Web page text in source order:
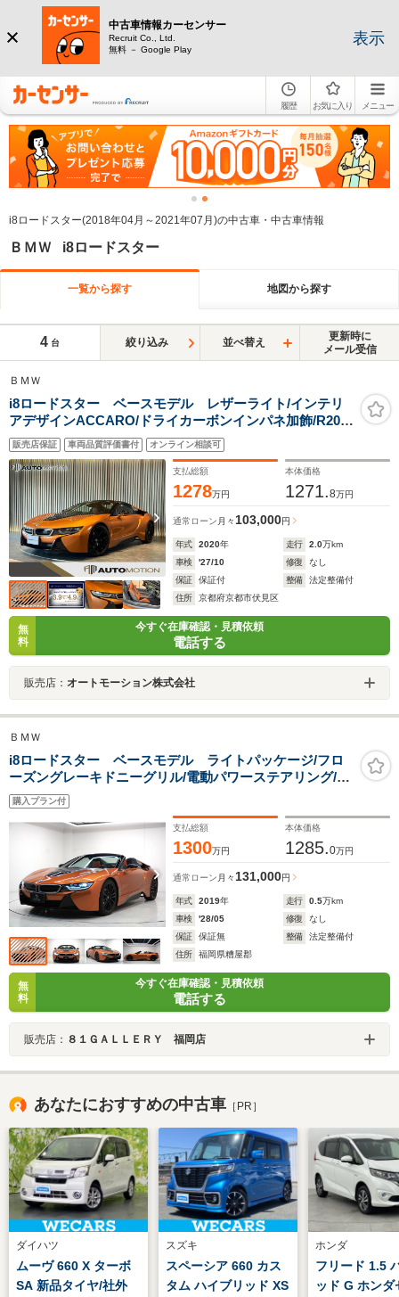
中古車情報カーセンサー
Recruit Co., Ltd.
無料 － Google Play
表示
履歴 お気に入り メニュー
i8ロードスター(2018年04月～2021年07月)の中古車・中古車情報
ＢＭＷ i8ロードスター
一覧から探す 地図から探す
4 台 絞り込み 並べ替え
更新時に
メール受信
ＢＭＷ
i8ロードスター ベースモデル レザーライト/インテリ
アデザインACCARO/ドライカーボンインパネ加飾/R20イ
ンチEコッパー革/フローズングレーキドニーグリ
ル/harmankardonHiFiスピーカー/8.8インチディスプレ
イ/ETC/ドラレコ
販売店保証 車両品質評価書付 オンライン相談可
支払総額
1278万円
本体価格
1271.8万円
通常ローン 月々103,000円
年式 2020年 走行 2.0万km
車検
'27/10 修復
なし
保証
保証付 整備
法定整備付
住所
京都府京都市伏見区
無
料
今すぐ在庫確認・見積依頼
電話する
販売店： オートモーション株式会社
ＢＭＷ
i8ロードスター ベースモデル ライトパッケージ/フロ
ーズングレーキドニーグリル/電動パワーステアリング/自
動格納ドアミラー/LEDヘッドライト/インテリアデザイン
CARPO/ハーマンカードンHIFIスピーカー/8.8インチワイ
ドコントロールディスプレイ
購入プラン付
支払総額
1300万円
本体価格
1285.0万円
通常ローン 月々131,000円
年式 2019年 走行 0.5万km
車検
'28/05 修復
なし
保証
保証無 整備
法定整備付
住所
福岡県糟屋郡
無
料
今すぐ在庫確認・見積依頼
電話する
販売店： ８１ＧＡＬＬＥＲＹ 福岡店
あなたにおすすめの中古車 ［PR］
ダイハツ
ムーヴ 660 X ターボ
SA 新品タイヤ/社外
スズキ
スペーシア 660 カス
タム ハイブリッド XS
ホンダ
フリード 1.5
ッド G ホンダ